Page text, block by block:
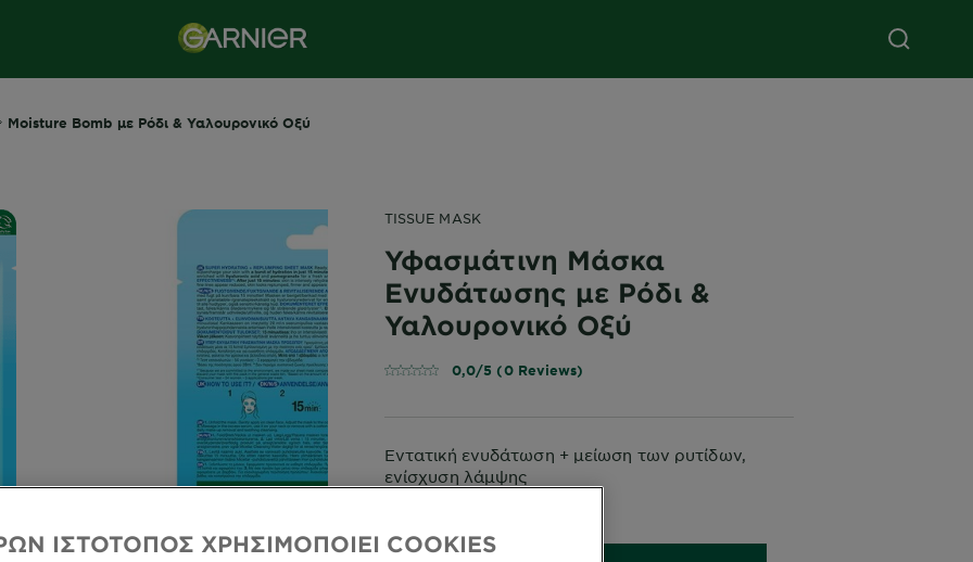
Moisture Bomb με Ρόδι & Υαλουρονικό Οξύ
TISSUE MASK
Υφασμάτινη Μάσκα
Ενυδάτωσης με Ρόδι &
Υαλουρονικό Οξύ
0,0/5 (0 Reviews)
Εντατική ενυδάτωση + μείωση των ρυτίδων,
ενίσχυση λάμψης
ΙΣΤΟΤΟΠΟΣ ΧΡΗΣΙΜΟΠΟΙΕΙ COOKIES